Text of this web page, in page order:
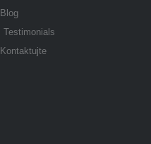
Blog
Testimonials
Kontaktujte